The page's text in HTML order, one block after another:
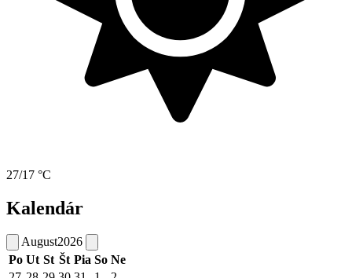
27/17 °C
Kalendár
August2026
Po Ut St Št Pia So Ne